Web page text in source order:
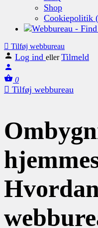
Shop
Cookiepolitik
Tilføj webbureau
Log ind eller Tilmeld
0
Tilføj webbureau